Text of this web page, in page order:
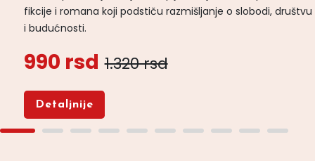
fikcije i romana koji podstiču razmišljanje o slobodi, društvu
i budućnosti.
990 rsd 1.320 rsd
Detaljnije